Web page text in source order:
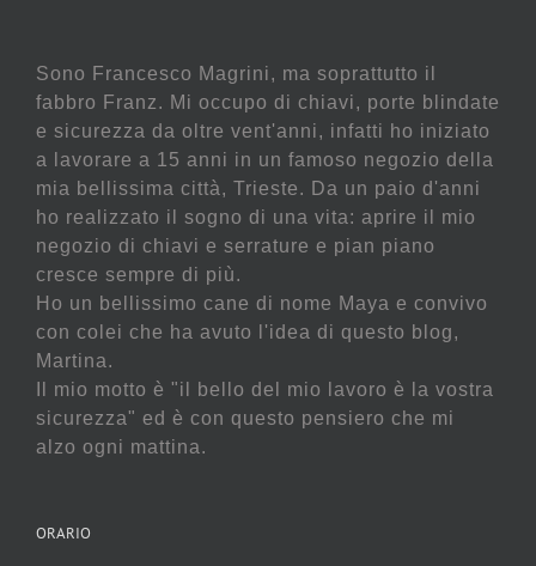
Sono Francesco Magrini, ma soprattutto il
fabbro Franz. Mi occupo di chiavi, porte blindate
e sicurezza da oltre vent'anni, infatti ho iniziato
a lavorare a 15 anni in un famoso negozio della
mia bellissima città, Trieste. Da un paio d'anni
ho realizzato il sogno di una vita: aprire il mio
negozio di chiavi e serrature e pian piano
cresce sempre di più.
Ho un bellissimo cane di nome Maya e convivo
con colei che ha avuto l'idea di questo blog,
Martina.
Il mio motto è "il bello del mio lavoro è la vostra
sicurezza" ed è con questo pensiero che mi
alzo ogni mattina.
ORARIO